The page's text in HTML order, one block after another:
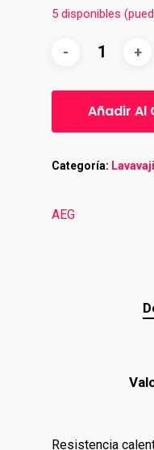
5 disponibles
Añadir Al
Categoría:
AEG
Resistencia